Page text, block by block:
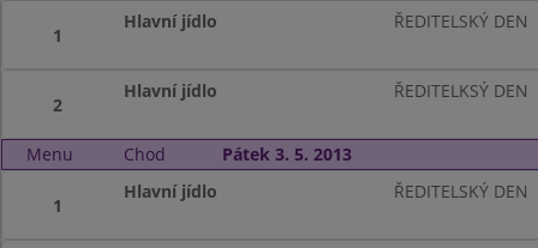
1
Hlavní jídlo ŘEDITELSKÝ DEN
2
Hlavní jídlo ŘEDITELKSÝ DEN
Menu Chod Pátek 3. 5. 2013
1
Hlavní jídlo ŘEDITELSKÝ DEN